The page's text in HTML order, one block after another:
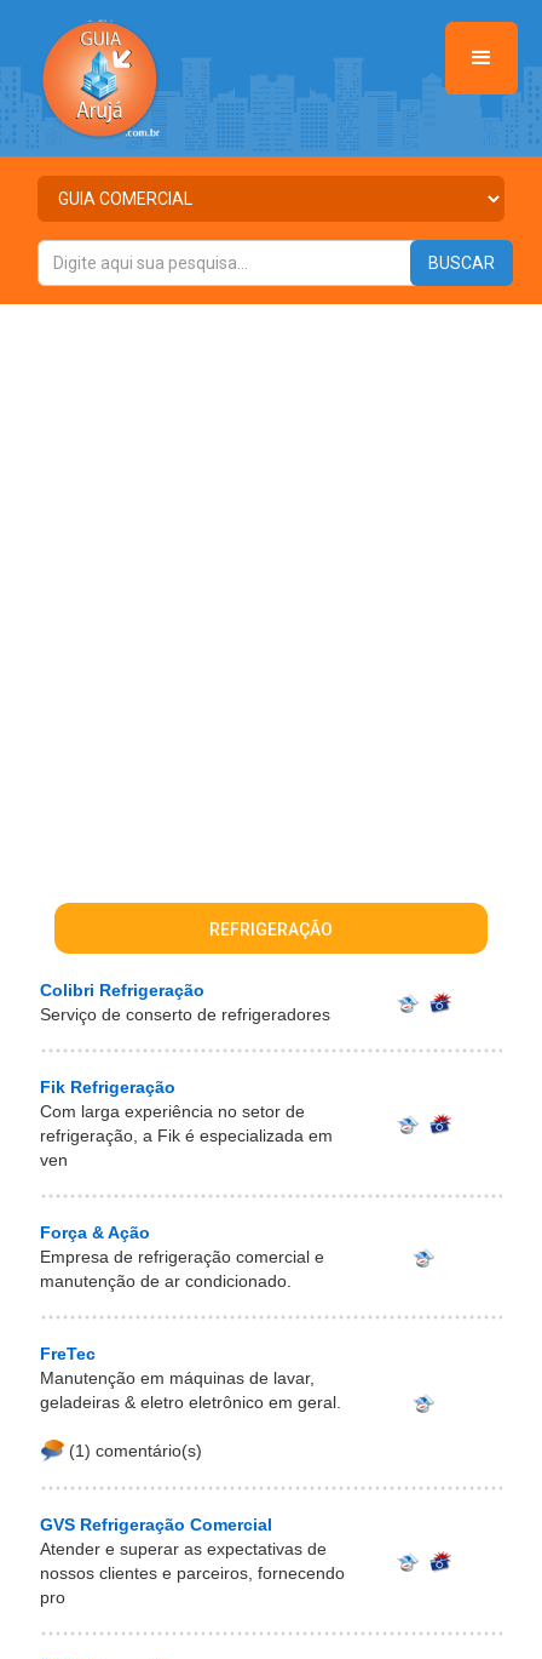
REFRIGERAÇÃO
Colibri Refrigeração
Serviço de conserto de refrigeradores
Fik Refrigeração
Com larga experiência no setor de
refrigeração, a Fik é especializada em
ven
Força & Ação
Empresa de refrigeração comercial e
manutenção de ar condicionado.
FreTec
Manutenção em máquinas de lavar,
geladeiras & eletro eletrônico em geral.
(1) comentário(s)
GVS Refrigeração Comercial
Atender e superar as expectativas de
nossos clientes e parceiros, fornecendo
pro